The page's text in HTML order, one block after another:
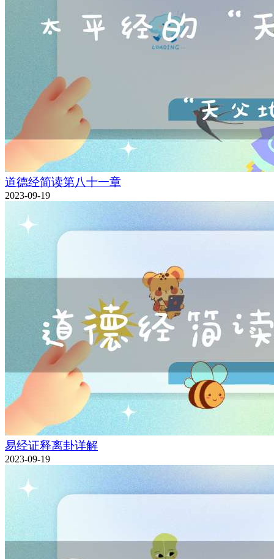
道德经简读第八十一章
2023-09-19
易经证释离卦详解
2023-09-19